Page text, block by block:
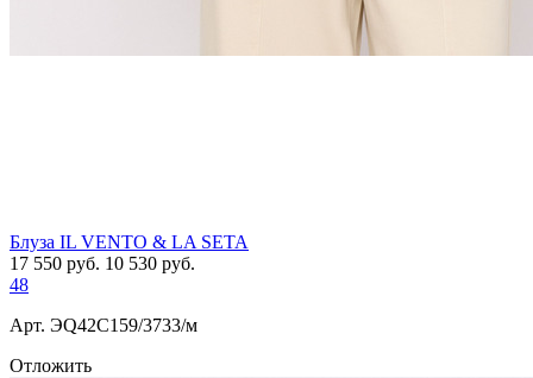
Блуза IL VENTO & LA SETA
17 550 руб. 10 530 руб.
48
Арт. ЭQ42C159/3733/м
Отложить